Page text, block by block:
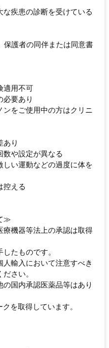
な疾患の診断を受けている
護者の同伴または同意書
適用不可
必要あり
ンをご使用中の方はクリニ
あり
数や設定が異なる
しい運動などの過度に体を
控える
≫
療機器等法上の承認は取得
たものです。
輸入において注意すべき
さい。
の国内承認医薬品等はあり
を取得しています。